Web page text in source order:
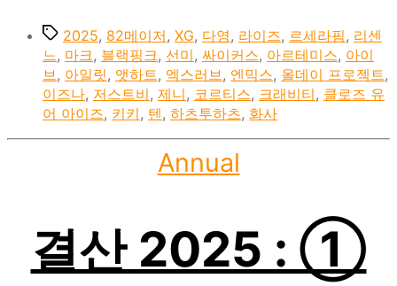
Tags2025, 82메이저 , XG, 다영 , 라이즈, 르세라핌 , 리센
느 , 마크 , 블랙핑크 , 선미 , 싸이커스, 아르테미스, 아이
브 , 아일릿 , 앳하트 , 엑스러브 , 엔믹스, 올데이 프로젝트 ,
이즈나, 저스트비 , 제니 , 코르티스, 크래비티 , 클로즈 유
어 아이즈, 키키 , 텐 , 하츠투하츠, 화사
Categories
Annual
결산 2025 : ①